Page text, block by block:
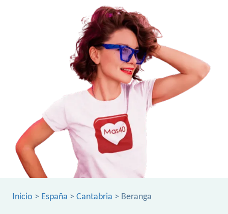
Inicio > España > Cantabria > Beranga